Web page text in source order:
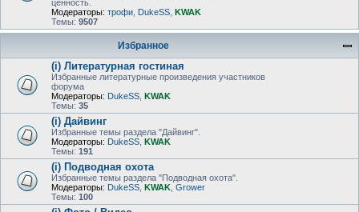
ценность.
Модераторы: трофи DukeSS KWAK
Темы: 9507
Избранное
(i) Литературная гостиная
Избранные литературные произведения участников
форума
Модераторы: DukeSS KWAK
Темы: 35
(i) Дайвинг
Избранные темы раздела "Дайвинг".
Модераторы: DukeSS KWAK
Темы: 191
(i) Подводная охота
Избранные темы раздела "Подводная охота".
Модераторы: DukeSS KWAK Grower
Темы: 100